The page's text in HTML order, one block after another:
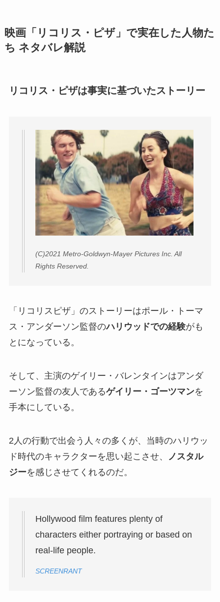
映画「リコリス・ピザ」で実在した人物た
ち ネタバレ解説
リコリス・ピザは事実に基づいたストーリー
(C)2021 Metro-Goldwyn-Mayer Pictures Inc. All
Rights Reserved.
「リコリスピザ」のストーリーはポール・トーマ
ス・アンダーソン監督のハリウッドでの経験がも
とになっている。
そして、主演のゲイリー・バレンタインはアンダ
ーソン監督の友人であるゲイリー・ゴーツマンを
手本にしている。
2人の行動で出会う人々の多くが、当時のハリウッ
ド時代のキャラクターを思い起こさせ、
ノスタル
ジーを感じさせてくれるのだ。
Hollywood film features plenty of
characters either portraying or based on
real-life people.
SCREENRANT